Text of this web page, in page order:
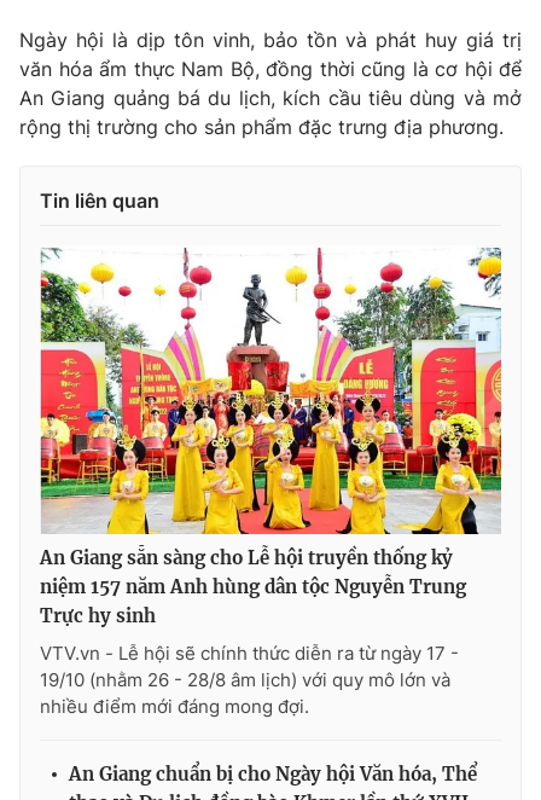
Ngày hội là dịp tôn vinh, bảo tồn và phát huy giá trị
văn hóa ẩm thực Nam Bộ, đồng thời cũng là cơ hội để
An Giang quảng bá du lịch, kích cầu tiêu dùng và mở
rộng thị trường cho sản phẩm đặc trưng địa phương.
Tin liên quan
An Giang sẵn sàng cho Lễ hội truyền thống kỷ
niệm 157 năm Anh hùng dân tộc Nguyễn Trung
Trực hy sinh
VTV.vn - Lễ hội sẽ chính thức diễn ra từ ngày 17 -
19/10 (nhằm 26 - 28/8 âm lịch) với quy mô lớn và
nhiều điểm mới đáng mong đợi.
An Giang chuẩn bị cho Ngày hội Văn hóa, Thể